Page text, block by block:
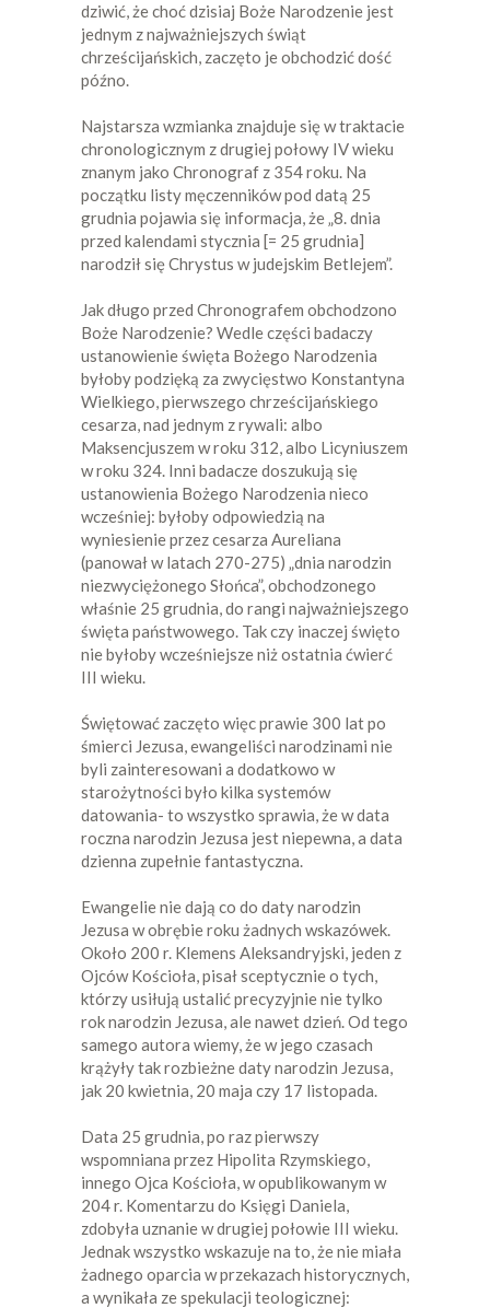
dziwić, że choć dzisiaj Boże Narodzenie jest
jednym z najważniejszych świąt
chrześcijańskich, zaczęto je obchodzić dość
późno.
Najstarsza wzmianka znajduje się w traktacie
chronologicznym z drugiej połowy IV wieku
znanym jako Chronograf z 354 roku. Na
początku listy męczenników pod datą 25
grudnia pojawia się informacja, że „8. dnia
przed kalendami stycznia [= 25 grudnia]
narodził się Chrystus w judejskim Betlejem”.
Jak długo przed Chronografem obchodzono
Boże Narodzenie? Wedle części badaczy
ustanowienie święta Bożego Narodzenia
byłoby podzięką za zwycięstwo Konstantyna
Wielkiego, pierwszego chrześcijańskiego
cesarza, nad jednym z rywali: albo
Maksencjuszem w roku 312, albo Licyniuszem
w roku 324. Inni badacze doszukują się
ustanowienia Bożego Narodzenia nieco
wcześniej: byłoby odpowiedzią na
wyniesienie przez cesarza Aureliana
(panował w latach 270-275) „dnia narodzin
niezwyciężonego Słońca”, obchodzonego
właśnie 25 grudnia, do rangi najważniejszego
święta państwowego. Tak czy inaczej święto
nie byłoby wcześniejsze niż ostatnia ćwierć
III wieku.
Świętować zaczęto więc prawie 300 lat po
śmierci Jezusa, ewangeliści narodzinami nie
byli zainteresowani a dodatkowo w
starożytności było kilka systemów
datowania- to wszystko sprawia, że w data
roczna narodzin Jezusa jest niepewna, a data
dzienna zupełnie fantastyczna.
Ewangelie nie dają co do daty narodzin
Jezusa w obrębie roku żadnych wskazówek.
Około 200 r. Klemens Aleksandryjski, jeden z
Ojców Kościoła, pisał sceptycznie o tych,
którzy usiłują ustalić precyzyjnie nie tylko
rok narodzin Jezusa, ale nawet dzień. Od tego
samego autora wiemy, że w jego czasach
krążyły tak rozbieżne daty narodzin Jezusa,
jak 20 kwietnia, 20 maja czy 17 listopada.
Data 25 grudnia, po raz pierwszy
wspomniana przez Hipolita Rzymskiego,
innego Ojca Kościoła, w opublikowanym w
204 r. Komentarzu do Księgi Daniela,
zdobyła uznanie w drugiej połowie III wieku.
Jednak wszystko wskazuje na to, że nie miała
żadnego oparcia w przekazach historycznych,
a wynikała ze spekulacji teologicznej: